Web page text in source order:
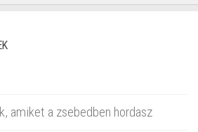
amiket a zsebedben hordasz